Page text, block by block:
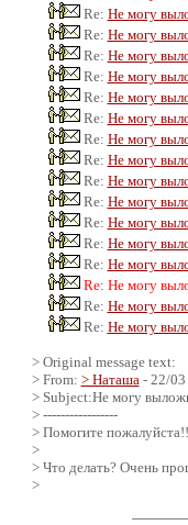
Re: Не могу
Re: Не могу
Re: Не могу
Re: Не могу
Re: Не могу
Re: Не могу
Re: Не могу
Re: Не могу
Re: Не могу
Re: Не могу
Re: Не могу
Re: Не могу
Re: Не могу
Re: Не могу
Re: Не могу
Re: Не могу
> Original message text:
> From: > Наташа - 22/
> Subject:Не могу
> -----------------
> Помогите
>
> Что делать? Очень
>